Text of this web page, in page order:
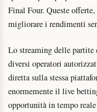
Final Four. Queste
migliorare i rendimenti
Lo streaming delle partite
diversi operatori
diretta sulla stessa
enormemente il live
opportunità in tempo